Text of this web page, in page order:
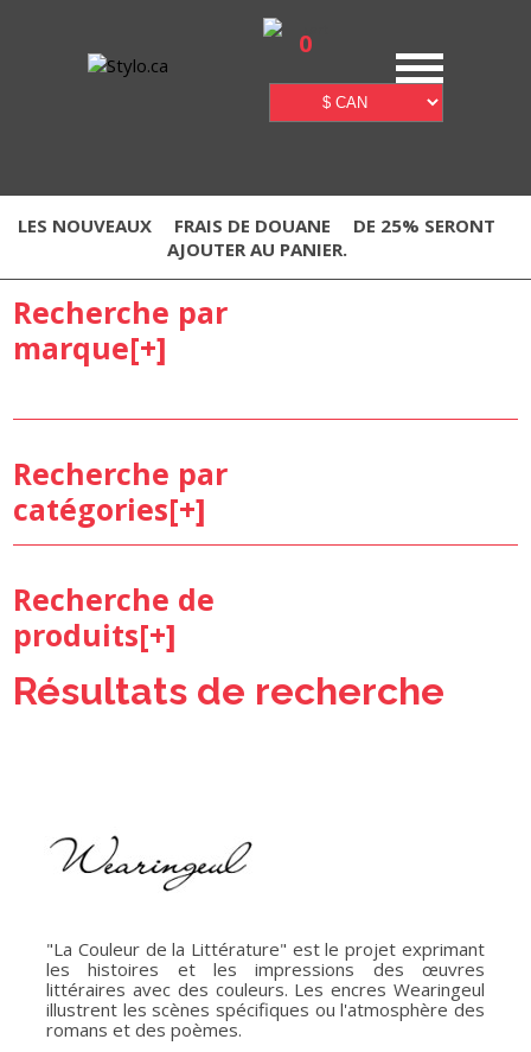
0
LES NOUVEAUX FRAIS DE DOUANE
DE 25% SERONT
AJOUTER AU PANIER.
Recherche par
marque[+]
Recherche par
catégories[+]
Recherche de
produits[+]
Résultats de recherche
"La Couleur de la Littérature" est le projet exprimant
les histoires et les impressions des œuvres
littéraires avec des couleurs. Les encres Wearingeul
illustrent les scènes spécifiques ou l'atmosphère des
romans et des poèmes.